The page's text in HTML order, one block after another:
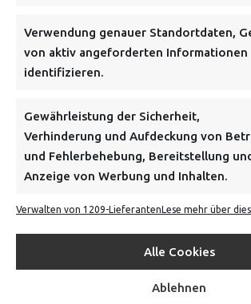
Verwendung genauer Standortdaten,
von aktiv angeforderten Informationen
identifizieren.
Gewährleistung der Sicherheit,
Verhinderung und Aufdeckung von
und Fehlerbehebung, Bereitstellung
Anzeige von Werbung und Inhalten.
Verwalten von 1209-LieferantenLese mehr über
Alle Cookies
Ablehnen
NEWSLETTER
Danke, deine Registrierung war
FOLGE UNS
INFORMATIONEN